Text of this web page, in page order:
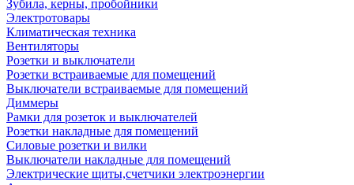
Зубила, керны, пробойники
Электротовары
Климатическая техника
Вентиляторы
Розетки и выключатели
Розетки встраиваемые для помещений
Выключатели встраиваемые для помещений
Диммеры
Рамки для розеток и выключателей
Розетки накладные для помещений
Силовые розетки и вилки
Выключатели накладные для помещений
Электрические щиты,счетчики электроэнергии